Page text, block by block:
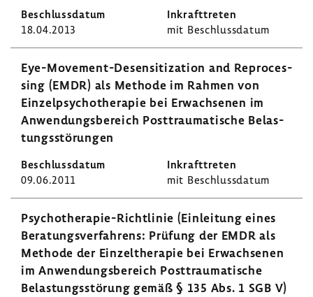
18.04.2013 mit Beschluss­datum
Eye-​Movement-Desensitization and Repro­ces­
sing (EMDR) als Methode im Rahmen von
Einzel­psy­cho­the­rapie bei Erwach­senen im
Anwen­dungs­be­reich Post­trau­ma­ti­sche Belas­
tungs­stö­rungen
09.06.2011 mit Beschluss­datum
Psychotherapie-​Richtlinie (Einlei­tung eines
Bera­tungs­ver­fah­rens: Prüfung der EMDR als
Methode der Einzel­the­rapie bei Erwach­senen
im Anwen­dungs­be­reich Post­trau­ma­ti­sche
Belas­tungs­stö­rung gemäß § 135 Abs. 1 SGB V)